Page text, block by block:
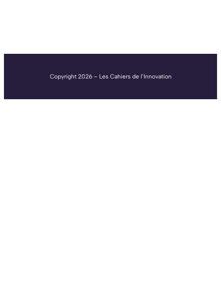
Copyright 2026 – Les Cahiers de l’Innovation